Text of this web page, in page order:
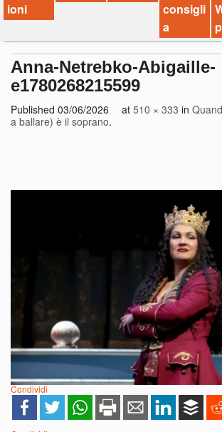
ioni
consigli
a
Anna-Netrebko-Abigaille-
e1780268215599
Published 03/06/2026 at 510 × 333 in
a ballare) è il soprano.
Condividi